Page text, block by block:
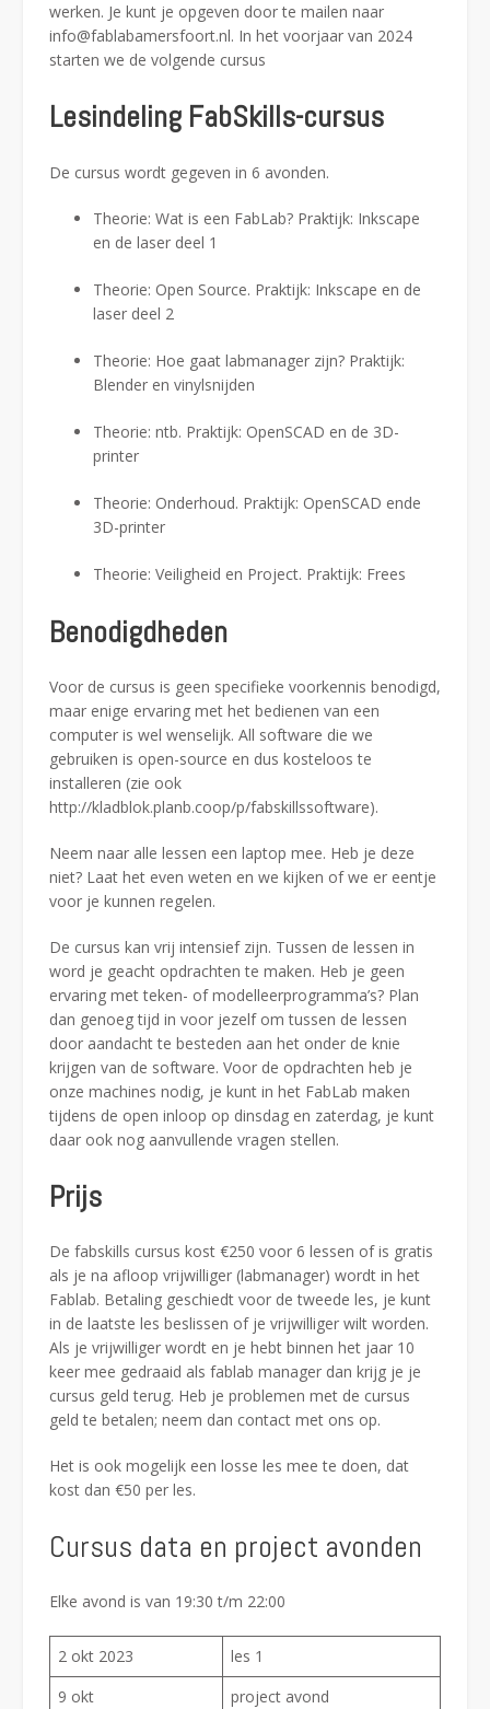
werken. Je kunt je opgeven door te mailen naar
info@fablabamersfoort.nl. In het voorjaar van 2024
starten we de volgende cursus
Lesindeling FabSkills-cursus
De cursus wordt gegeven in 6 avonden.
Theorie: Wat is een FabLab? Praktijk: Inkscape
en de laser deel 1
Theorie: Open Source. Praktijk: Inkscape en de
laser deel 2
Theorie: Hoe gaat labmanager zijn? Praktijk:
Blender en vinylsnijden
Theorie: ntb. Praktijk: OpenSCAD en de 3D-
printer
Theorie: Onderhoud. Praktijk: OpenSCAD ende
3D-printer
Theorie: Veiligheid en Project. Praktijk: Frees
Benodigdheden
Voor de cursus is geen specifieke voorkennis benodigd,
maar enige ervaring met het bedienen van een
computer is wel wenselijk. All software die we
gebruiken is open-source en dus kosteloos te
installeren (zie ook
http://kladblok.planb.coop/p/fabskillssoftware).
Neem naar alle lessen een laptop mee. Heb je deze
niet? Laat het even weten en we kijken of we er eentje
voor je kunnen regelen.
De cursus kan vrij intensief zijn. Tussen de lessen in
word je geacht opdrachten te maken. Heb je geen
ervaring met teken- of modelleerprogramma’s? Plan
dan genoeg tijd in voor jezelf om tussen de lessen
door aandacht te besteden aan het onder de knie
krijgen van de software. Voor de opdrachten heb je
onze machines nodig, je kunt in het FabLab maken
tijdens de open inloop op dinsdag en zaterdag, je kunt
daar ook nog aanvullende vragen stellen.
Prijs
De fabskills cursus kost €250 voor 6 lessen of is gratis
als je na afloop vrijwilliger (labmanager) wordt in het
Fablab. Betaling geschiedt voor de tweede les, je kunt
in de laatste les beslissen of je vrijwilliger wilt worden.
Als je vrijwilliger wordt en je hebt binnen het jaar 10
keer mee gedraaid als fablab manager dan krijg je je
cursus geld terug. Heb je problemen met de cursus
geld te betalen; neem dan contact met ons op.
Het is ook mogelijk een losse les mee te doen, dat
kost dan €50 per les.
Cursus data en project avonden
Elke avond is van 19:30 t/m 22:00
2 okt 2023
les 1
9 okt
project avond